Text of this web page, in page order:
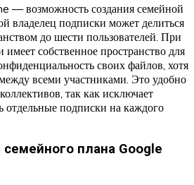
— возможность создания семейной
владелец подписки может делиться
до шести пользователей. При
собственное пространство для
своих файлов, хотя
всеми участниками. Это удобно
так как исключает
отдельные подписки на каждого
плана Google